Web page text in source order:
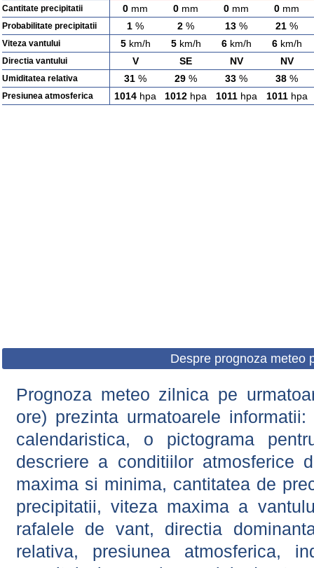
Cantitate precipitatii 0 mm 0 mm 0 mm 0 mm
Probabilitate precipitatii 1 % 2 % 13 % 21 %
Viteza vantului 5km/h 5km/h 6km/h 6km/h
Directia vantului V SE NV NV
Umiditatea relativa 31 % 29 % 33 % 38 %
Presiunea atmosferica 1014 hpa 1012 hpa 1011hpa 1011hpa
Despre prognoza meteo
Prognoza meteo zilnica pe
ore) prezinta urmatoarele
calendaristica, o pictograma
descriere a conditiilor atmosferice
maxima si minima, cantitatea de
precipitatii, viteza maxima a
rafalele de vant, directia
relativa, presiunea atmosferica,